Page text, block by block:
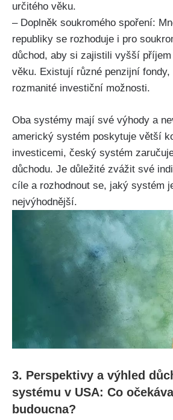
určitého věku.
– Doplněk soukromého spoření:
republiky se rozhoduje i pro
důchod, aby si zajistili vyšší příjem
věku. Existují různé penzijní
rozmanité investiční možnosti.
Oba systémy mají své výhody a
americký systém poskytuje větší
investicemi, český systém
důchodu. Je důležité zvážit své
cíle a rozhodnout se, jaký systém
nejvýhodnější.
3. Perspektivy a výhled
systému v USA: Co
budoucna?